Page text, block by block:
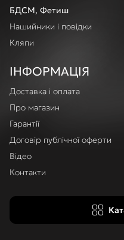
БДСМ, Фетиш
Нашийники і повідки
Кляпи
ІНФОРМАЦІЯ
Доставка і оплата
Про магазин
Гарантії
Договір публічної оферти
Відео
Контакти